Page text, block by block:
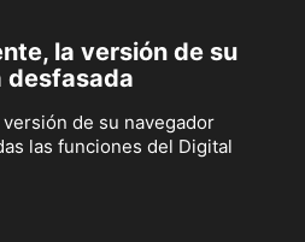
la versión de su
desfasada
de su navegador
las funciones del Digital